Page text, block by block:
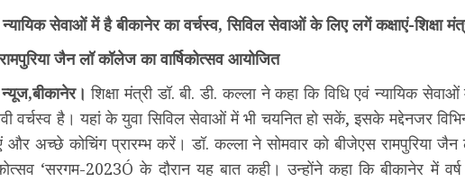
न्यायिक सेवाओं में है बीकानेर का वर्चस्व, सिविल सेवाओं के लिए लगें कक्षाएं-शिक्षा
जैन लॉ कॉलेज का वार्षिकोत्सव आयोजित
शिक्षा मंत्री डॉ. बी. डी. कल्ला ने कहा कि विधि एवं न्यायिक सेवाओं
वर्चस्व है। यहां के युवा सिविल सेवाओं में भी चयनित हो सकें, इसके मद्देनजर
अच्छे कोचिंग प्रारम्भ करें। डॉ. कल्ला ने सोमवार को बीजेएस रामपुरिया
‘सरगम-2023Ó के दौरान यह बात कही। उन्होंने कहा कि बीकानेर में